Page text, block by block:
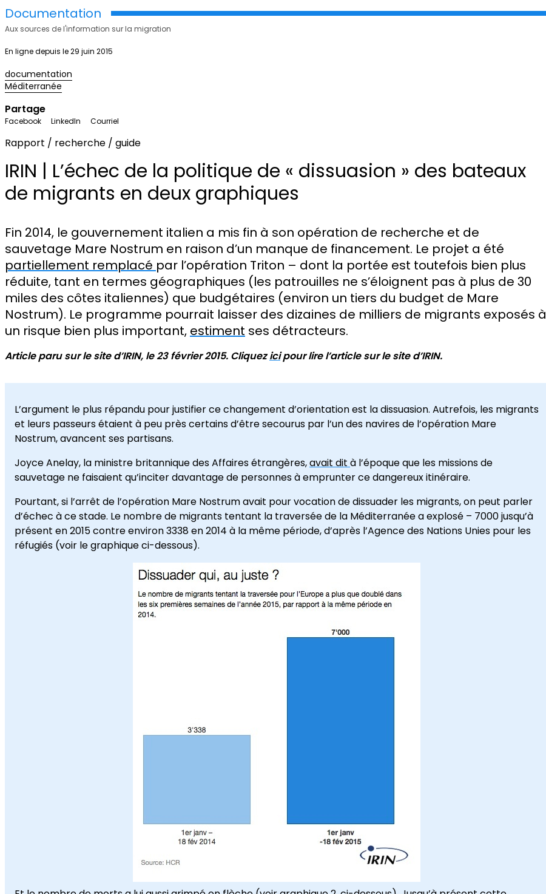
Documentation
Aux sources de l'information sur la migration
En ligne depuis le 29 juin 2015
documentation
Méditerranée
Partage
Facebook LinkedIn Courriel
Rapport / recherche / guide
IRIN | L’échec de la politique de « dissuasion » des bateaux
de migrants en deux graphiques
Fin 2014, le gouvernement italien a mis fin à son opération de recherche et de
sauvetage Mare Nostrum en raison d’un manque de financement. Le projet a été
partiellement remplacé par l’opération Triton – dont la portée est toutefois bien plus
réduite, tant en termes géographiques (les patrouilles ne s’éloignent pas à plus de 30
miles des côtes italiennes) que budgétaires (environ un tiers du budget de Mare
Nostrum). Le programme pourrait laisser des dizaines de milliers de migrants exposés à
un risque bien plus important, estiment ses détracteurs.
Article paru sur le site d’IRIN, le 23 février 2015. Cliquezicipour lire l’article sur le site d’IRIN.
L’argument le plus répandu pour justifier ce changement d’orientation est la dissuasion. Autrefois, les migrants
et leurs passeurs étaient à peu près certains d’être secourus par l’un des navires de l’opération Mare
Nostrum, avancent ses partisans.
Joyce Anelay, la ministre britannique des Affaires étrangères,avait dit à l’époque que les missions de
sauvetage ne faisaient qu’inciter davantage de personnes à emprunter ce dangereux itinéraire.
Pourtant, si l’arrêt de l’opération Mare Nostrum avait pour vocation de dissuader les migrants, on peut parler
d’échec à ce stade. Le nombre de migrants tentant la traversée de la Méditerranée a explosé – 7000 jusqu’à
présent en 2015 contre environ 3338 en 2014 à la même période, d’après l’Agence des Nations Unies pour les
réfugiés (voir le graphique ci-dessous).